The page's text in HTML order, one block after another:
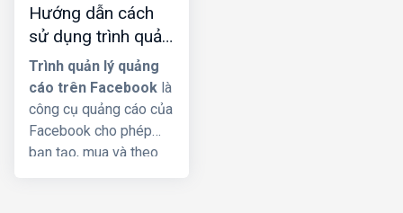
này, việc tự thực hiện
một chiến dịch
Facebook Ads là điều
cực kỳ thách thức.
Trong bài viết này, HIG
xin hướng dẫncách
chạy quảng cáo BĐS
Hướng dẫn cách
sử dụng trình quản
lý quảng cáo trên
facebook chi tiết
nhất
Trình quản lý quảng
cáo trên Facebook là
công cụ quảng cáo của
Facebook cho phép
bạn tạo, mua và theo